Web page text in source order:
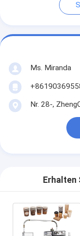
Ms. Miranda
Nr. 28-,
Erhalten